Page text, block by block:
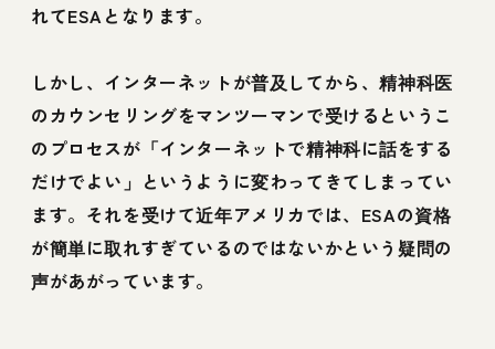
れてESAとなります。
しかし、インターネットが普及してから、精神科医
のカウンセリングをマンツーマンで受けるというこ
のプロセスが「インターネットで精神科に話をする
だけでよい」というように変わってきてしまってい
ます。それを受けて近年アメリカでは、ESAの資格
が簡単に取れすぎているのではないかという疑問の
声があがっています。